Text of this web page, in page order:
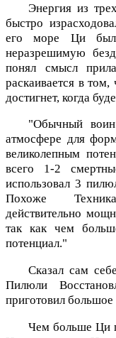
Энергия из
быстро
его море Ци
неразрешимую
понял смысл
раскаивается в
достигнет, когда
"Обычный
атмосфере для
великолепным
всего 1-2
использовал 3
Похоже
действительно
так как чем
потенциал."
Сказал сам
Пилюли
приготовил
Чем больше Ци